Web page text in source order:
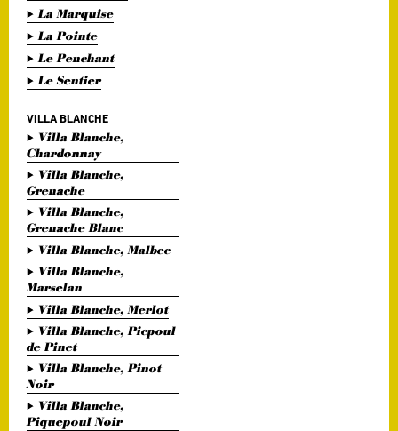
La Marquise
La Pointe
Le Penchant
Le Sentier
VILLA BLANCHE
Villa Blanche,
Chardonnay
Villa Blanche,
Grenache
Villa Blanche,
Grenache Blanc
Villa Blanche, Malbec
Villa Blanche,
Marselan
Villa Blanche, Merlot
Villa Blanche, Picpoul
de Pinet
Villa Blanche, Pinot
Noir
Villa Blanche,
Piquepoul Noir